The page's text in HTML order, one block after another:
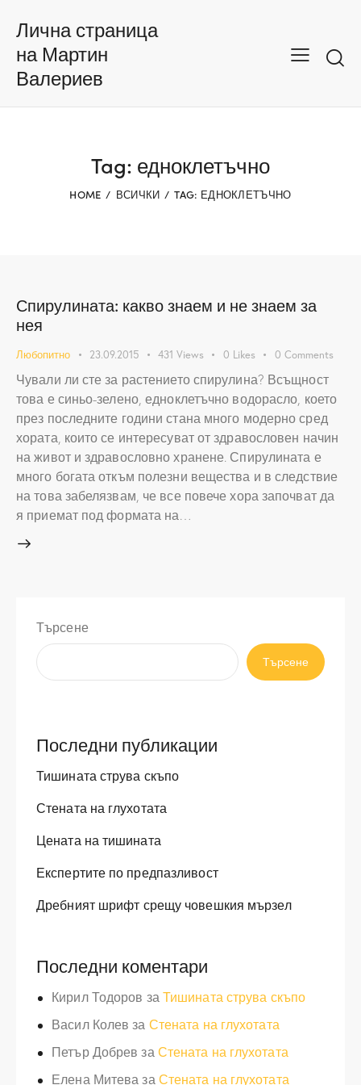
Лична страница
на Мартин
Валериев
Tag: едноклетъчно
HOME ВСИЧКИ TAG: ЕДНОКЛЕТЪЧНО
Спирулината: какво знаем и не знаем за
нея
Любопитно 23.09.2015 431 Views 0 Likes 0 Comments
Чували ли сте за растението спирулина? Всъщност
това е синьо-зелено, едноклетъчно водорасло, което
през последните години стана много модерно сред
хората, които се интересуват от здравословен начин
на живот и здравословно хранене. Спирулината е
много богата откъм полезни вещества и в следствие
на това забелязвам, че все повече хора започват да
я приемат под формата на…
Търсене
Търсене
Последни публикации
Тишината струва скъпо
Стената на глухотата
Цената на тишината
Експертите по предпазливост
Дребният шрифт срещу човешкия мързел
Последни коментари
Кирил Тодоров заТишината струва скъпо
Васил Колев за Стената на глухотата
Петър Добрев заСтената на глухотата
Елена МитевазаСтената на глухотата